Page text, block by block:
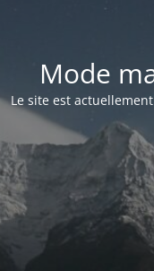
Mode
Le site est